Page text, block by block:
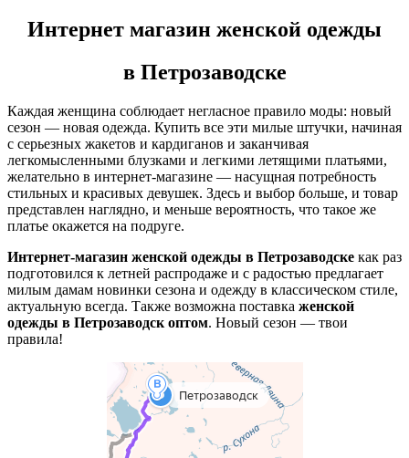
Интернет магазин женской одежды
в Петрозаводске
Каждая женщина соблюдает негласное правило моды: новый
сезон — новая одежда. Купить все эти милые штучки, начиная
с серьезных жакетов и кардиганов и заканчивая
легкомысленными блузками и легкими летящими платьями,
желательно в интернет-магазине — насущная потребность
стильных и красивых девушек. Здесь и выбор больше, и товар
представлен наглядно, и меньше вероятность, что такое же
платье окажется на подруге.
Интернет-магазин женской одежды в Петрозаводске как раз
подготовился к летней распродаже и с радостью предлагает
милым дамам новинки сезона и одежду в классическом стиле,
актуальную всегда. Также возможна поставка женской
одежды в Петрозаводск оптом. Новый сезон — твои
правила!